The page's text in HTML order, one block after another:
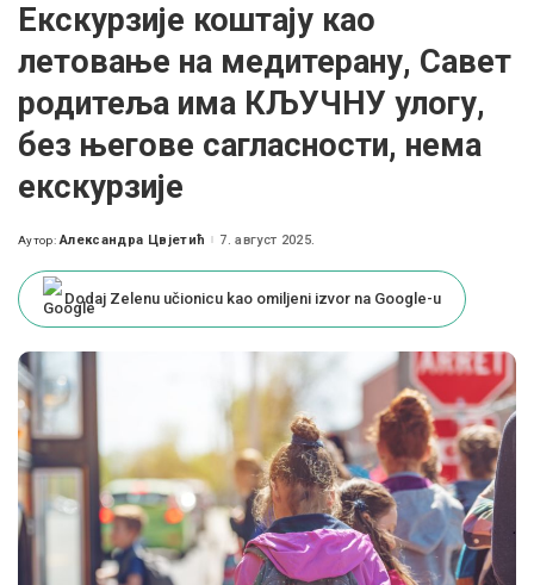
Екскурзије коштају као
летовање на медитерану, Савет
родитеља има КЉУЧНУ улогу,
без његове сагласности, нема
екскурзије
Posted
Аутор: Александра Цвјетић 7. август 2025.
Dodaj Zelenu učionicu kao omiljeni izvor na Google-u